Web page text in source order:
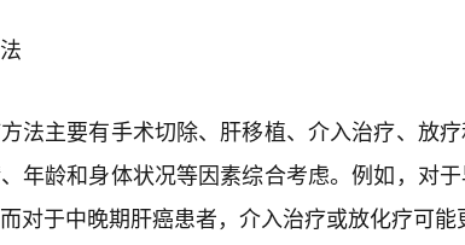
法主要有手术切除、肝移植、介入治疗、放
年龄和身体状况等因素综合考虑。例如，对
对于中晚期肝癌患者，介入治疗或放化疗可能